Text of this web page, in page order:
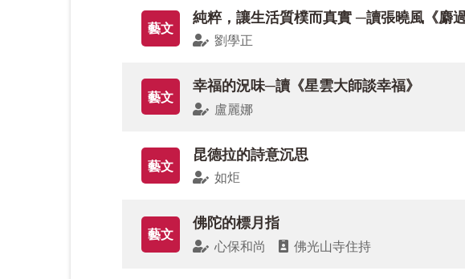
【邂逅佛教】第3 篇，蘭卡斯特教授以自身與親友的經歷
〈好了歌〉，帶領吾人省思人生所面臨的變與無常、失落
自在。
歷史學家閻崇年教授，在〈星雲大師的愛國情懷〉回顧他
大師應世的巧妙智慧。他認為中國兩千年佛教史，「前一
「人間佛教專題」有兩篇重磅之作，永有法師、覺多法師
師的引領、鼓勵、推動之下，萬丈豪情地走向世界。讀之
藝文
純粹，讓生活質樸而真實 ─讀張曉風《麝
劉學正
藝文
幸福的況味─讀《星雲大師談幸福》
盧麗娜
藝文
昆德拉的詩意沉思
如炬
藝文
佛陀的標月指
心保和尚 佛光山寺住持